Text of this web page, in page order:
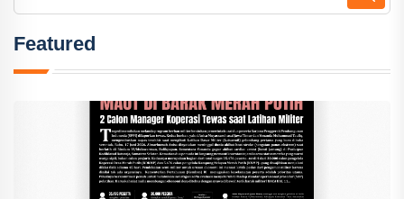
Featured